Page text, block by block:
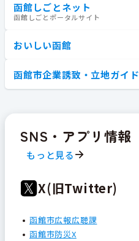
函館しごとネット
函館しごとポータルサイト
おいしい函館
函館市企業誘致・立地ガイド
SNS・アプリ情報
もっと見る
X(旧Twitter)
函館市広報広聴課
函館市防災X